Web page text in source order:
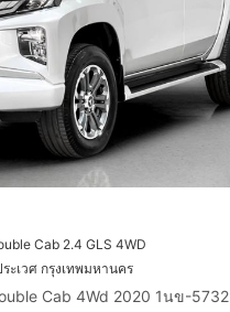
Cab 2.4 GLS 4WD
ะเวศ กรุงเทพมหานคร
Cab 4Wd 2020 1นข-5732